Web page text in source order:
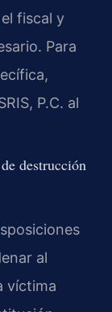
fiscal y
Para
P.C. al
destrucción
al
víctima